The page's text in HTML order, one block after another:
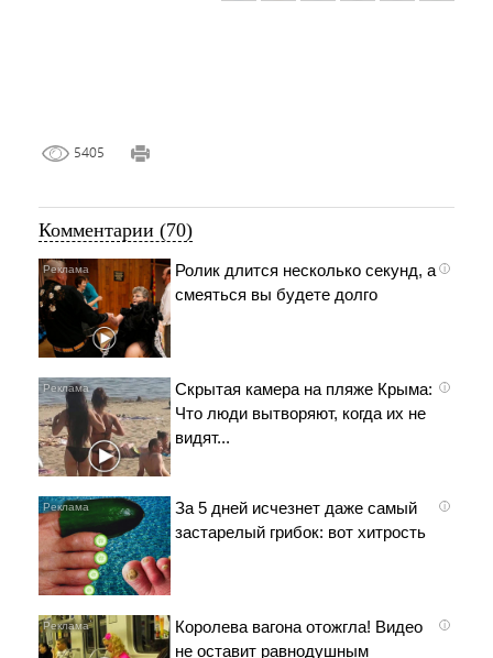
5405
Комментарии (70)
i
Ролик длится несколько секунд, а
смеяться вы будете долго
i
Скрытая камера на пляже Крыма:
Что люди вытворяют, когда их не
видят...
i
За 5 дней исчезнет даже самый
застарелый грибок: вот хитрость
i
Королева вагона отожгла! Видео
не оставит равнодушным